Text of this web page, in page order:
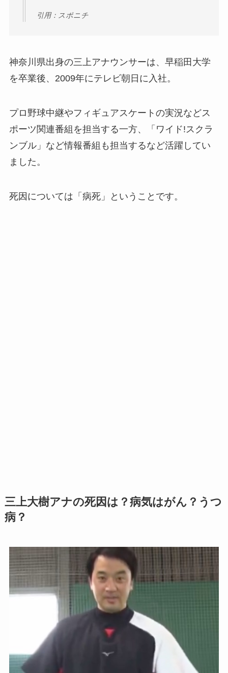
引用：スポニチ
神奈川県出身の三上アナウンサーは、早稲田大学
を卒業後、2009年にテレビ朝日に入社。
プロ野球中継やフィギュアスケートの実況などス
ポーツ関連番組を担当する一方、「ワイド!スクラ
ンブル」など情報番組も担当するなど活躍してい
ました。
死因については「病死」ということです。
三上大樹アナの死因は？病気はがん？うつ
病？